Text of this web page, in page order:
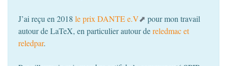
J’ai reçu en 2018 le prix DANTEe.V
pour mon travail
autour de LaTeX, en particulier autour dereledmac et
reledpar.